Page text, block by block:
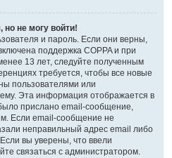
но не могу войти!
и пароль. Если они верны,
поддержка COPPA и при
13 лет, следуйте полученным
требуется, чтобы все новые
пользователями или
Эта информация отображается в
прислано email-сообщение,
Если email-сообщение не
неправильный адрес email либо
вы уверены, что ввели
связаться с администратором.